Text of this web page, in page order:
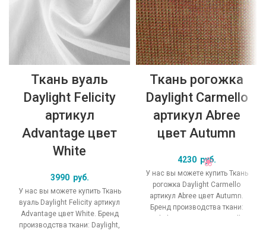
Ткань вуаль
Daylight Felicity
артикул
Advantage цвет
White
3990 руб.
У нас вы можете купить Ткань
вуаль Daylight Felicity артикул
Advantage цвет White. Бренд
производства ткани: Daylight,
Ткань рогожка
Daylight Carmello
артикул Abree
цвет Autumn
4230 руб.
У нас вы можете купить Ткань
рогожка Daylight Carmello
артикул Abree цвет Autumn.
Бренд производства ткани:
Daylight, коллекция Carmello,